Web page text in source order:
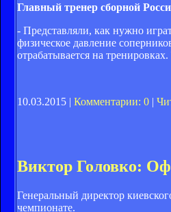
Главный тренер сборной
- Представляли, как нужно
физическое давление
отрабатывается на
10.03.2015 | Комментарии: 0 |
Виктор Головко:
Генеральный директор
чемпионате.